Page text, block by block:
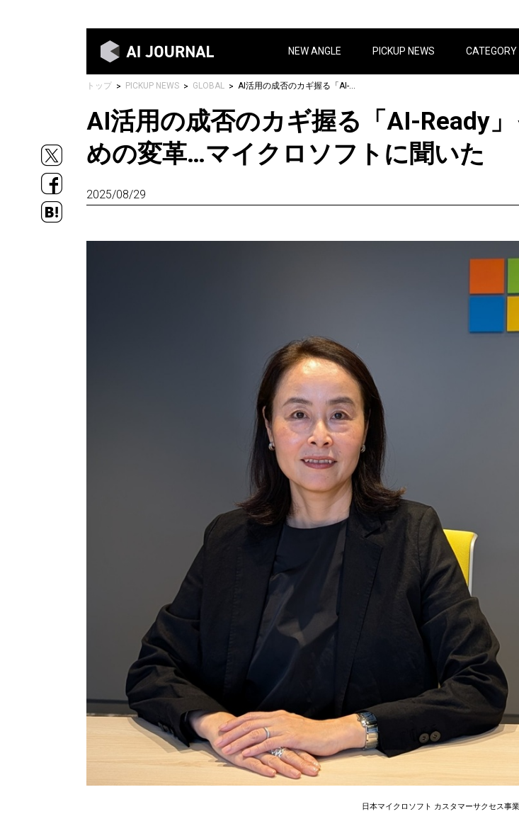
NEW ANGLE PICKUP NEWS CATEGORY
トップ PICKUP NEWS GLOBAL AI活用の成否のカギ握る「AI-Ready」って何？AI導入で成果を出すための変革…マイクロソフトに聞いた
AI活用の成否のカギ握る「AI-Ready
めの変革…マイクロソフトに聞いた
2025/08/29
日本マイクロソフト カスタマーサクセス事